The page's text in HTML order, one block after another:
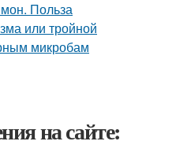
на сайте: